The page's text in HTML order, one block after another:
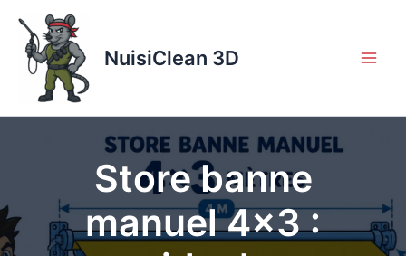
contenu
NuisiClean 3D
Store banne
manuel 4×3 :